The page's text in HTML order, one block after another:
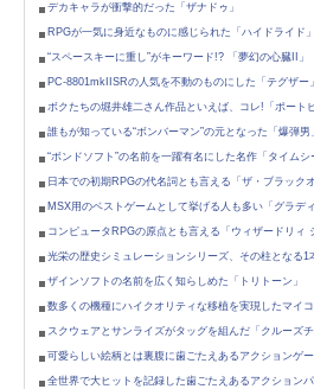
デカキャラが衝撃的だった「ザナドゥ」
RPGが一気に身近なものに感じられた「ハイドライド」
“スペースキーに重し”がキーワード!? 「夢幻の心臓II」
PC-8801mkIISRの人気を不動のものにした「テグザー」
ボクたちの堀井雄二さん作品といえば、コレ!「ポート
誰もが知っている“ボンバーマン”の元となった「爆弾男」
“ボンドソフト”の名前を一躍有名にした名作「タイムシ
日本での初期RPGの代名詞とも言える「ザ・ブラックオ
MSX用のベストゲームとして挙げる人も多い「グラディ
コンピュータRPGの原点とも言える「ウィザードリィ
光栄の歴史シミュレーションシリーズ、その柱となる1
ザインソフトの名前を広く知らしめた「トリトーン」
数多くの機種にハイクオリティな移植を実現したマイ
スクウェアとサンライズがタッグを組んだ「クルーズ
可愛らしい絵柄とは裏腹に歯ごたえあるアクションゲ
全世界で大ヒットを記録した歯ごたえあるアクション